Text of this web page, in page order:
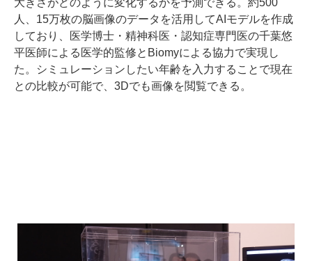
大きさがどのように変化するかを予測できる。約500
人、15万枚の脳画像のデータを活用してAIモデルを作成
しており、医学博士・精神科医・認知症専門医の千葉悠
平医師による医学的監修とBiomyによる協力で実現し
た。シミュレーションしたい年齢を入力することで現在
との比較が可能で、3Dでも画像を閲覧できる。